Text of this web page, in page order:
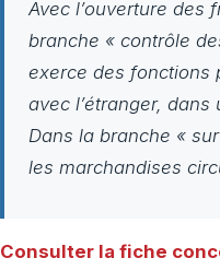
Avec l’ouverture des
branche « contrôle
exerce des fonctions
avec l’étranger,
Dans la branche «
les marchandises
Consulter la fiche